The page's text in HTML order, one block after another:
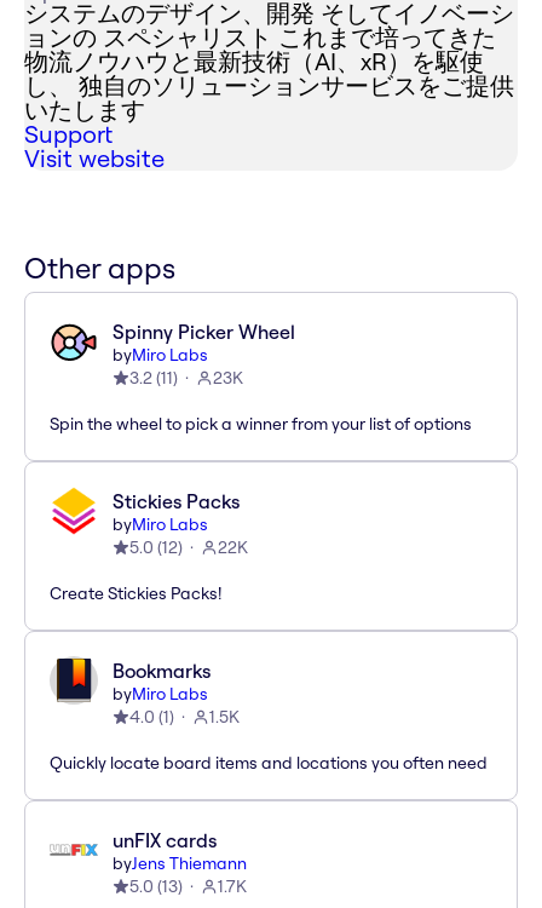
システムのデザイン、開発 そしてイノベーシ
ョンの スペシャリスト これまで培ってきた
物流ノウハウと最新技術（AI、xR）を駆使
し、 独自のソリューションサービスをご提供
いたします
Support
Visit website
Other apps
Spinny Picker Wheel
byMiro Labs
3.2(11) 23K
Spin the wheel to pick a winner from your list of options
Stickies Packs
byMiro Labs
5.0 (12) 22K
Create Stickies Packs!
Bookmarks
byMiro Labs
4.0 (1) 1.5K
Quickly locate board items and locations you often need
unFIX cards
byJens Thiemann
5.0 (13) 1.7K